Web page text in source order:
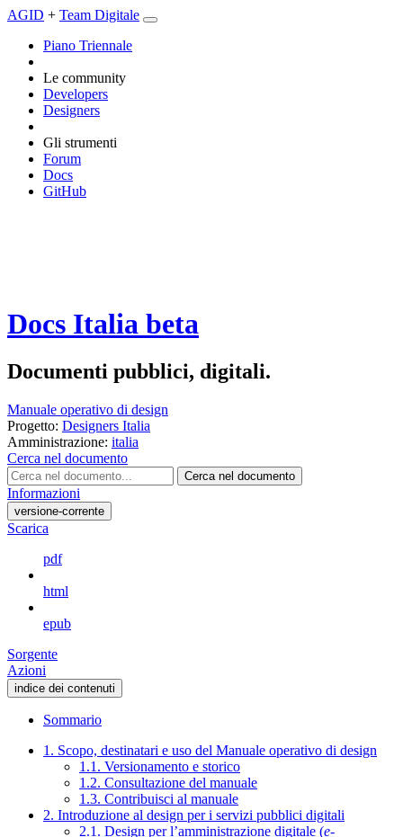
AGID + Team Digitale
Piano Triennale
Le community
Developers
Designers
Gli strumenti
Forum
Docs
GitHub
Docs Italia beta
Documenti pubblici, digitali.
Manuale operativo di design
Progetto: Designers Italia
Amministrazione: italia
Cerca nel documento
Cerca nel documento
Informazioni
versione-corrente
Scarica
pdf
html
epub
Sorgente
Azioni
indice dei contenuti
Sommario
1. Scopo, destinatari e uso del Manuale operativo di design
1.1. Versionamento e storico
1.2. Consultazione del manuale
1.3. Contribuisci al manuale
2. Introduzione al design per i servizi pubblici digitali
2.1. Design per l’amministrazione digitale (e-